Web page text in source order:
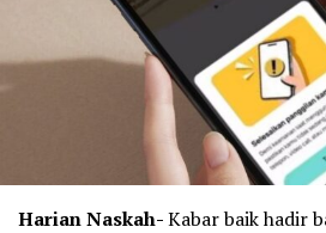
Harian Naskah-Kabar baik hadir